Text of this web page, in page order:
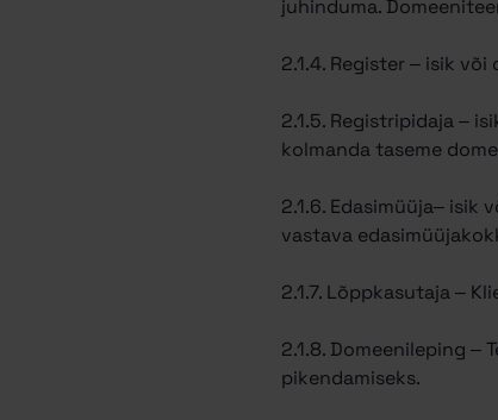
juhinduma.
2.1.4. Register – isik
2.1.5. Registripidaja –
kolmanda taseme
2.1.6. Edasimüüja–
vastava
2.1.7. Lõppkasutaja –
2.1.8. Domeenileping –
pikendamiseks.